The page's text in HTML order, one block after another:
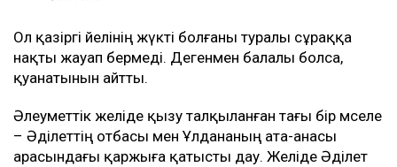
Ол қазіргі әйелінің жүкті болғаны туралы сұраққа
нақты жауап бермеді. Дегенмен балалы болса,
қуанатынын айтты.
Әлеуметтік желіде қызу талқыланған тағы бір мәселе
– Әділеттің отбасы мен Ұлдананың ата-анасы
арасындағы қаржыға қатысты дау. Желіде Әділет